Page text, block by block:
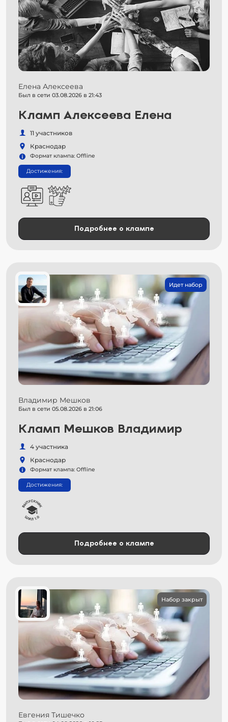
Елена Алексеева
Был в сети 03.08.2026 в 21:43
Кламп Алексеева Елена
11 участников
Краснодар
Формат клампа: Offline
Достижения:
Подробнее о клампе
Идет набор
Владимир Мешков
Был в сети 05.08.2026 в 21:06
Кламп Мешков Владимир
4 участника
Краснодар
Формат клампа: Offline
Достижения:
Подробнее о клампе
Набор закрыт
Евгения Тишечко